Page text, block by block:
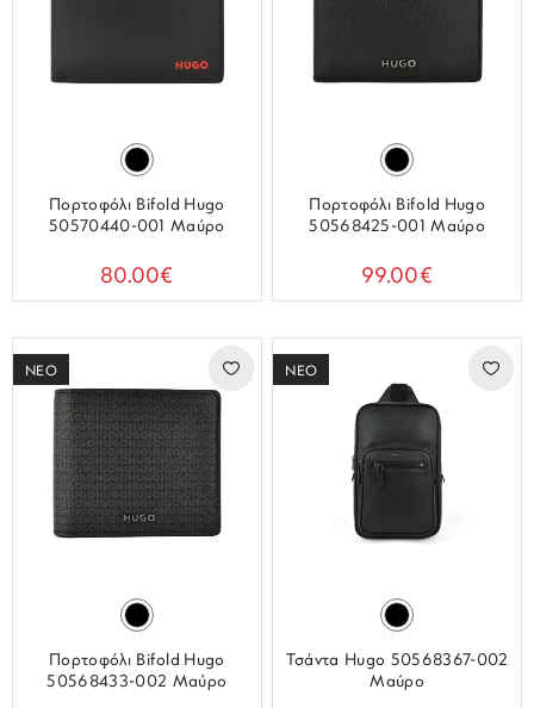
Πορτοφόλι Bifold Hugo
50570440-001 Μαύρο
80.00€
Πορτοφόλι Bifold Hugo
50568425-001 Μαύρο
99.00€
ΝΕΟ
Πορτοφόλι Bifold Hugo
50568433-002 Μαύρο
ΝΕΟ
Τσάντα Hugo 50568367-002
Μαύρο